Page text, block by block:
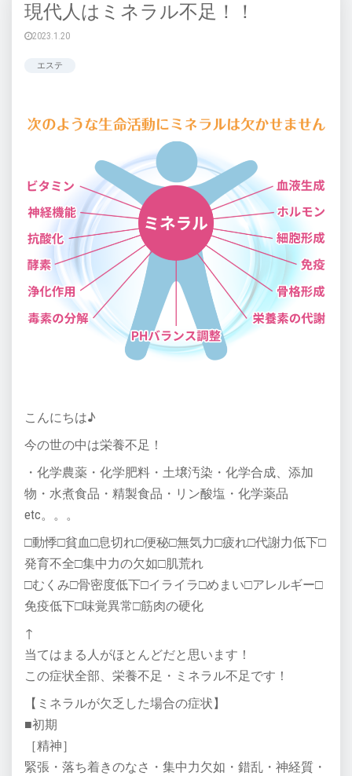
現代人はミネラル不足！！
2023.1.20
エステ
こんにちは♪
今の世の中は栄養不足！
・化学農薬・化学肥料・土壌汚染・化学合成、添加
物・水煮食品・精製食品・リン酸塩・化学薬品
etc。。。
□動悸□貧血□息切れ□便秘□無気力□疲れ□代謝力低下□
発育不全□集中力の欠如□肌荒れ
□むくみ□骨密度低下□イライラ□めまい□アレルギー□
免疫低下□味覚異常□筋肉の硬化
↑
当てはまる人がほとんどだと思います！
この症状全部、栄養不足・ミネラル不足です！
【ミネラルが欠乏した場合の症状】
■初期
［精神］
緊張・落ち着きのなさ・集中力欠如・錯乱・神経質・